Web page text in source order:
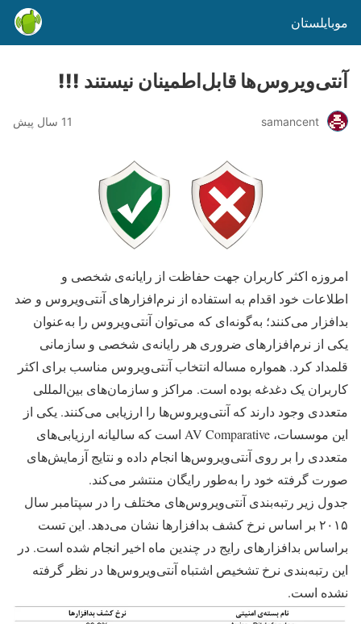
موبایلستان
آنتی‌ویروس‌ها قابل‌اطمینان نیستند !!!
samancent 11 سال پیش
امروزه اکثر کاربران جهت حفاظت از رایانه‌ی شخصی و
اطلاعات خود اقدام به استفاده از نرم‌­افزارهای آنتی‌ویروس و ضد
بدافزار می‌کنند؛ به‌گونه‌ای که می­‌توان آنتی­‌ویروس را به‌عنوان
یکی از نرم‌­افزارهای ضروری هر رایانه‌ی شخصی و سازمانی
قلمداد کرد. همواره مساله انتخاب آنتی‌­ویروس مناسب برای اکثر
کاربران یک دغدغه بوده است. مراکز و سازمان­‌های بین­‌المللی
متعددی وجود دارند که آنتی‌­ویروس­‌ها را ارزیابی می‌کنند. یکی از
این موسسات، AV Comparative است که سالیانه ارزیابی­‌های
متعددی را بر روی آنتی­‌ویروس‌­ها انجام داده و نتایج آزمایش‌­های
صورت گرفته خود را به‌طور رایگان منتشر می­‌کند.
جدول زیر رتبه­‌بندی آنتی­‌ویروس‌­های مختلف را در سپتامبر سال
۲۰۱۵ بر اساس نرخ کشف بدافزارها نشان می­‌دهد. این تست
براساس بدافزارهای رایج در چندین ماه اخیر انجام شده است. در
این رتبه­‌بندی نرخ تشخیص اشتباه آنتی­‌ویروس‌­ها در نظر گرفته
نشده­ است.